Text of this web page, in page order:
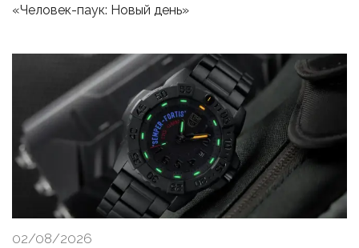
«Человек-паук: Новый день»
02/08/2026